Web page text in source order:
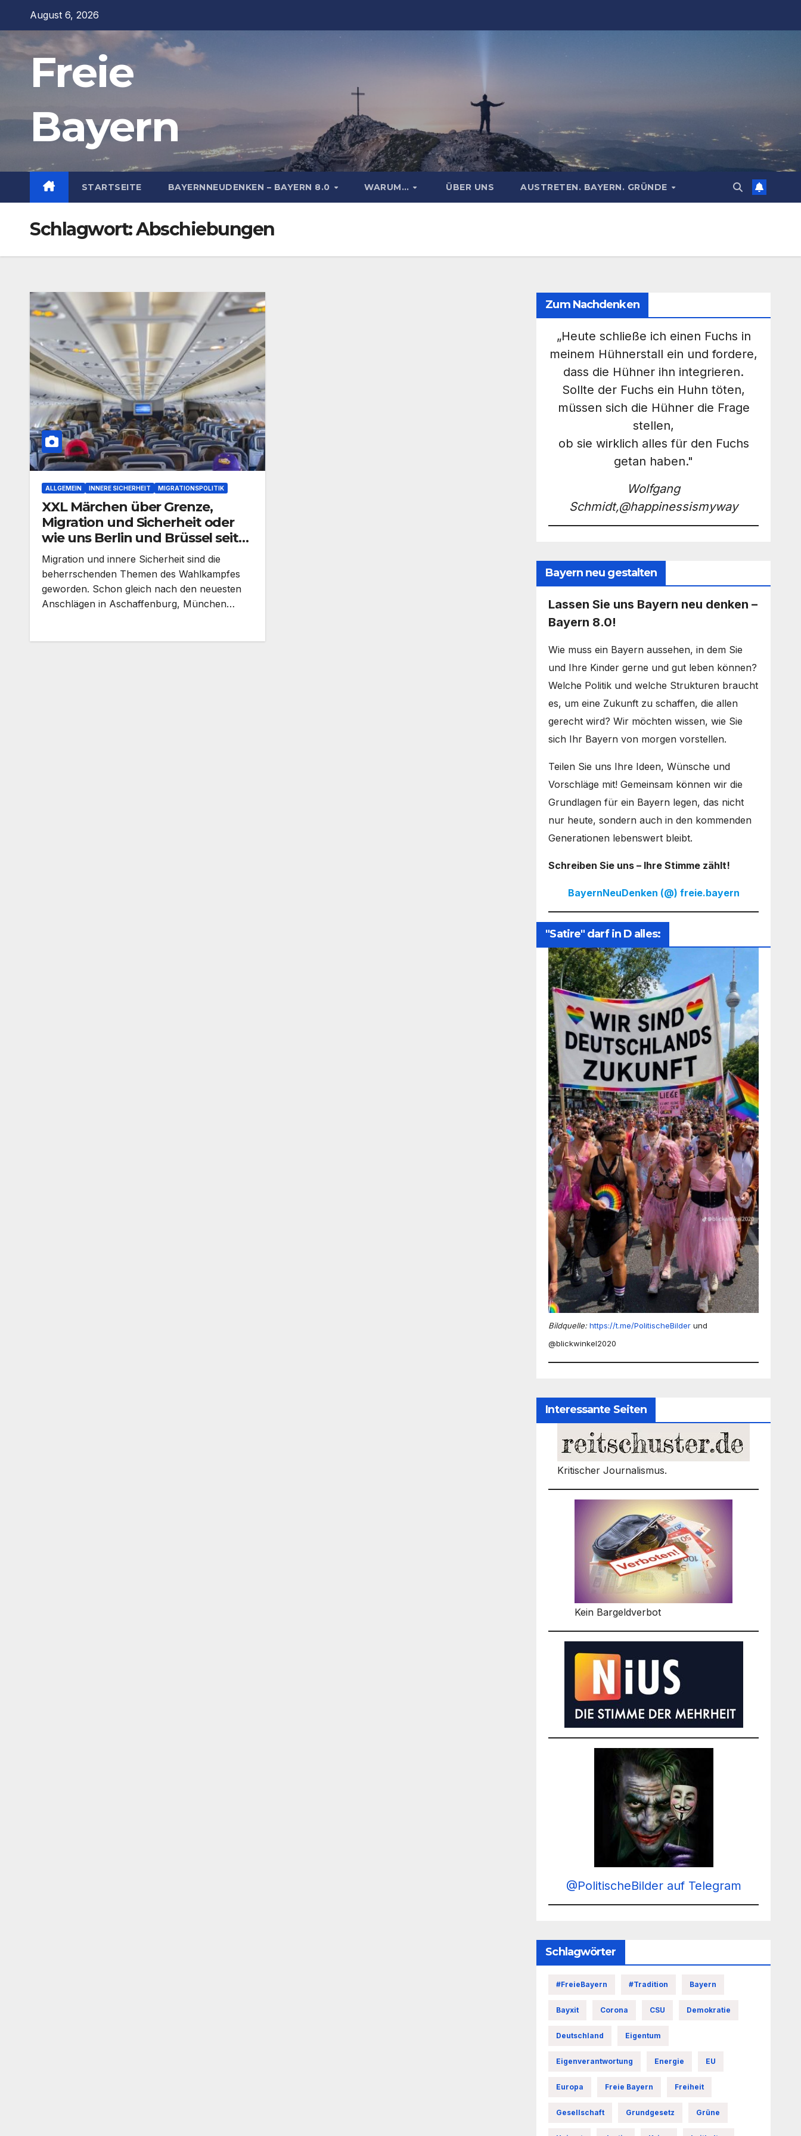
springen
August 6, 2026
Freie
Bayern
STARTSEITE BAYERNNEUDENKEN – BAYERN 8.0 WARUM… ÜBER UNS AUSTRETEN. BAYERN. GRÜNDE
Schlagwort:Abschiebungen
ALLGEMEIN INNERE SICHERHEIT MIGRATIONSPOLITIK
XXL Märchen über Grenze,
Migration und Sicherheit oder
wie uns Berlin und Brüssel seit
Jahren bewusst hinters Licht
führen
Migration und innere Sicherheit sind die
beherrschenden Themen des Wahlkampfes
geworden. Schon gleich nach den neuesten
Anschlägen in Aschaffenburg, München…
Zum Nachdenken
„Heute schließe ich einen Fuchs in
meinem Hühnerstall ein und fordere,
dass die Hühner ihn integrieren.
Sollte der Fuchs ein Huhn töten,
müssen sich die Hühner die Frage
stellen,
ob sie wirklich alles für den Fuchs
getan haben."
Wolfgang
Schmidt,@happinessismyway
Bayern neu gestalten
Lassen Sie uns Bayern neu denken –
Bayern 8.0!
Wie muss ein Bayern aussehen, in dem Sie
und Ihre Kinder gerne und gut leben können?
Welche Politik und welche Strukturen braucht
es, um eine Zukunft zu schaffen, die allen
gerecht wird? Wir möchten wissen, wie Sie
sich Ihr Bayern von morgen vorstellen.
Teilen Sie uns Ihre Ideen, Wünsche und
Vorschläge mit! Gemeinsam können wir die
Grundlagen für ein Bayern legen, das nicht
nur heute, sondern auch in den kommenden
Generationen lebenswert bleibt.
Schreiben Sie uns – Ihre Stimme zählt!
BayernNeuDenken (@) freie.bayern
"Satire" darf in D alles:
Bildquelle: https://t.me/PolitischeBilder und
@blickwinkel2020
Interessante Seiten
Kritischer Journalismus.
Kein Bargeldverbot
@PolitischeBilder auf Telegram
Schlagwörter
#FreieBayern #Tradition Bayern
Bayxit Corona CSU Demokratie
Deutschland Eigentum
Eigenverantwortung Energie EU
Europa Freie Bayern Freiheit
Gesellschaft Grundgesetz Grüne